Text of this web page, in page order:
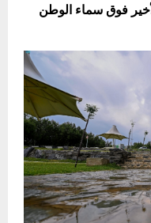
فوق سماء الوطن